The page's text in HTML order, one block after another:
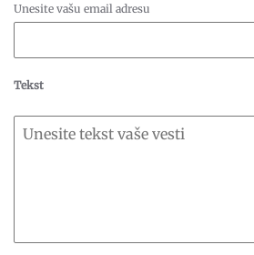
Unesite vašu email adresu
Tekst